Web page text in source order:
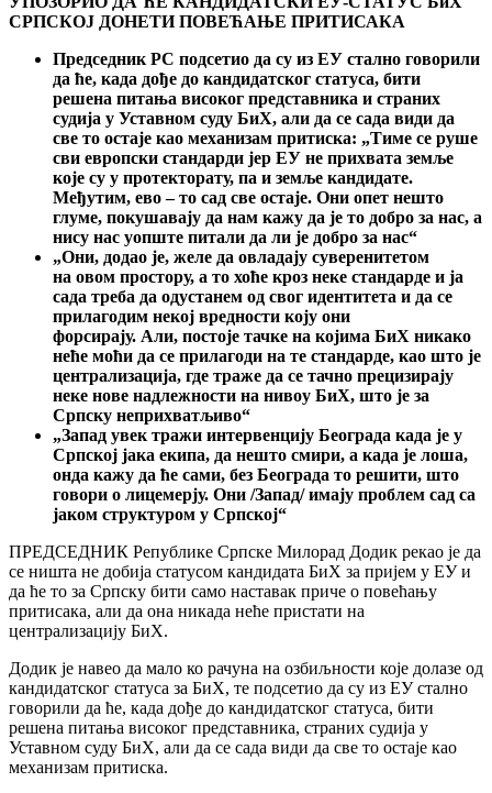
СРПСКОЈ ДОНЕТИ ПОВЕЋАЊЕ ПРИТИСАКА
Председник РС подсетио да су из ЕУ стално говорили
да ће, када дође до кандидатског статуса, бити
решена питања високог представника и страних
судија у Уставном суду БиХ, али да се сада види да
све то остаје као механизам притиска: „Тиме се руше
сви европски стандарди јер ЕУ не прихвата земље
које су у протекторату, па и земље кандидате.
Међутим, ево–то сад све остаје. Они опет нешто
глуме, покушавају да нам кажу да је то добро за нас, а
нису нас уопште питали да ли је добро за нас“
„Они, додао је, желе да овладају суверенитетом
на овом простору, а то хоће кроз неке стандарде и ја
сада треба да одустанем од свог идентитета и да се
прилагодим некој вредности коју они
форсирају. Али, постоје тачке на којима БиХ никако
неће моћи да се прилагоди на те стандарде, као што је
централизација, где траже да се тачно прецизирају
неке нове надлежности на нивоу БиХ, што је за
Српску неприхватљиво“
„Запад увек тражи интервенцију Београда када је у
Српској јака екипа, да нешто смири, а када је лоша,
онда кажу да ће сами, без Београда то решити, што
говори о лицемерју. Они /Запад/ имају проблем сад са
јаком структуром у Српској“
ПРЕДСЕДНИК Републике Српске Милорад Додик рекао је да
се ништа не добија статусом кандидата БиХ за пријем у ЕУ и
да ће то за Српску бити само наставак приче о повећању
притисака, али да она никада неће пристати на
централизацију БиХ.
Додик је навео да мало ко рачуна на озбиљности које долазе од
кандидатског статуса за БиХ, те подсетио да су из ЕУ стално
говорили да ће, када дође до кандидатског статуса, бити
решена питања високог представника, страних судија у
Уставном суду БиХ, али да се сада види да све то остаје као
механизам притиска.